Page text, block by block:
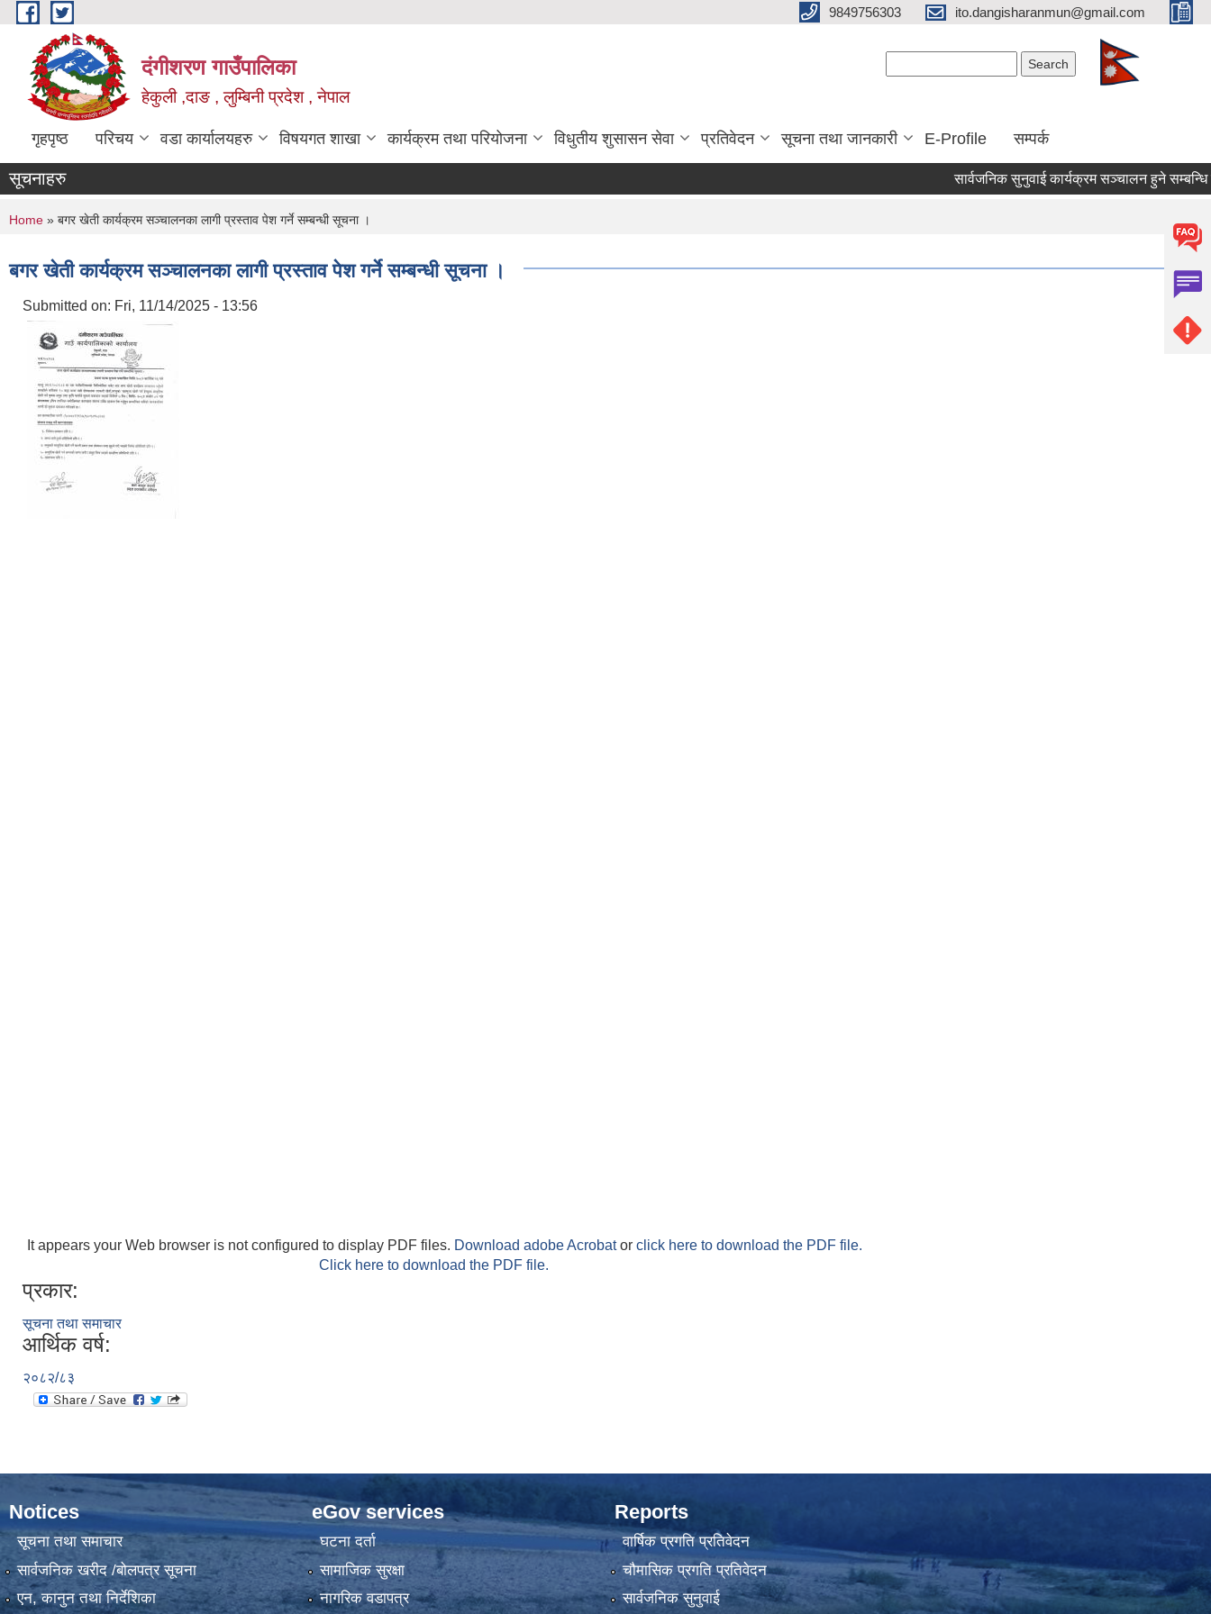
Skip to main content 9849756303 ito.dangisharanmun@gmail.com
दंगीशरण गाउँपालिका
हेकुली ,दाङ , लुम्बिनी प्रदेश , नेपाल
गृहपृष्ठ परिचय वडा कार्यालयहरु विषयगत शाखा कार्यक्रम तथा परियोजना विधुतीय शुसासन सेवा प्रतिवेदन सूचना तथा जानकारी E-Profile सम्पर्क
सूचनाहरु सार्वजनिक सुनुवाई कार्यक्रम सञ्चालन हुने सम्बन्धि
You are here
Home » बगर खेती कार्यक्रम सञ्चालनका लागी प्रस्ताव पेश गर्ने सम्बन्धी सूचना ।
बगर खेती कार्यक्रम सञ्चालनका लागी प्रस्ताव पेश गर्ने सम्बन्धी सूचना ।
Submitted on: Fri, 11/14/2025 - 13:56
It appears your Web browser is not configured to display PDF files. Download adobe Acrobator click here to download the PDF file.
Click here to download the PDF file.
प्रकार:
सूचना तथा समाचार
आर्थिक वर्ष:
२०८२/८३
Notices
सूचना तथा समाचार
सार्वजनिक खरीद /बोलपत्र सूचना
एन, कानुन तथा निर्देशिका
eGov services
घटना दर्ता
सामाजिक सुरक्षा
नागरिक वडापत्र
Reports
वार्षिक प्रगति प्रतिवेदन
चौमासिक प्रगति प्रतिवेदन
सार्वजनिक सुनुवाई